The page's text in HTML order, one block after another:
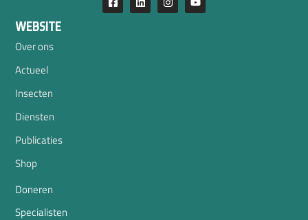
WEBSITE
Over ons
Actueel
Insecten
Diensten
Publicaties
Shop
Doneren
Specialisten